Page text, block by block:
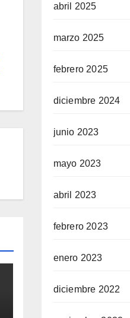
abril 2025
marzo 2025
febrero 2025
diciembre 2024
junio 2023
mayo 2023
abril 2023
febrero 2023
enero 2023
diciembre 2022